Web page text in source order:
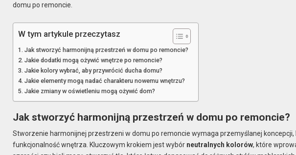
domu po remoncie.
W tym artykule przeczytasz
Jak stworzyć harmonijną przestrzeń w domu po remoncie?
Jakie dodatki mogą ożywić wnętrze po remoncie?
Jakie kolory wybrać, aby przywrócić ducha domu?
Jakie elementy mogą nadać charakteru nowemu wnętrzu?
Jakie zmiany w oświetleniu mogą ożywić dom?
Jak stworzyć harmonijną przestrzeń w domu po remoncie?
Stworzenie harmonijnej przestrzeni w domu po remoncie wymaga przemyślanej
funkcjonalność wnętrza. Kluczowym krokiem jest wybór neutralnych kolorów, które